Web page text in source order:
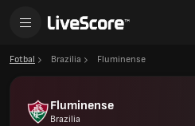
Fotbal Brazilia Fluminense
Fluminense
Brazilia